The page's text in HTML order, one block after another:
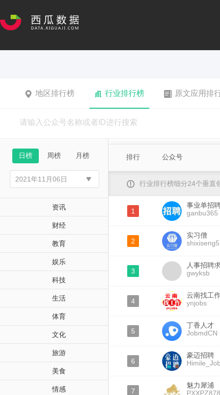
地区排行榜 行业排行榜 原文应用排
日榜 周榜 月榜
资讯
财经
教育
娱乐
科技
生活
体育
文化
旅游
美食
情感
排行 公众号
行业排行榜细分24个垂直
1
事业单招
ganbu365
2
实习僧
3
人事招聘
gwyksb
4
云南找工
ynjobs
5
丁香人才
JobmdCN
6
豪迈招聘
7
魅力犀浦